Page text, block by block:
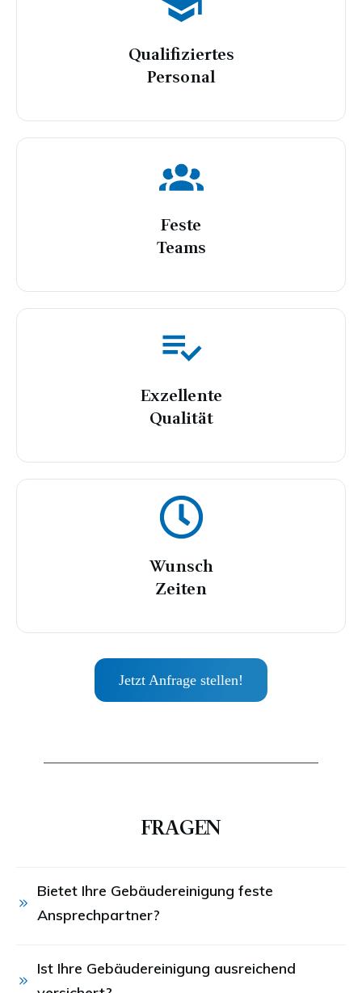
Qualifiziertes
Personal
Feste
Teams
Exzellente
Qualität
Wunsch
Zeiten
Jetzt Anfrage stellen!
FRAGEN
Bietet Ihre Gebäudereinigung feste
Ansprechpartner?
Ist Ihre Gebäudereinigung ausreichend